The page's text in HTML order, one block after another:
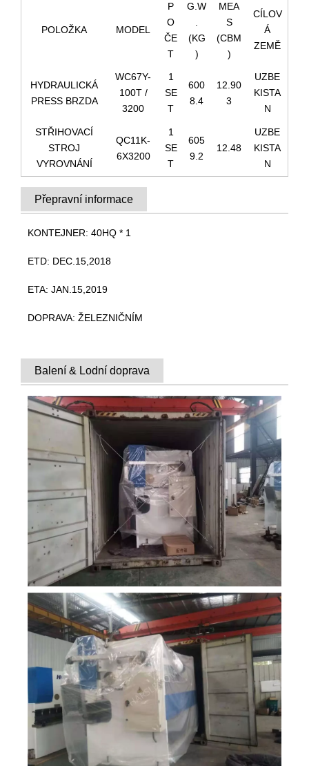
POLOŽKA MODEL
P
O
ČE
T
G.W
(KG
)
MEA
S
(CBM
)
CÍLOV
Á
ZEMĚ
HYDRAULICKÁ
PRESS BRZDA
WC67Y-
100T /
3200
1
SE
T
600
8.4
12.90
3
UZBE
KISTA
N
STŘIHOVACÍ
STROJ
VYROVNÁNÍ
QC11K-
6X3200
1
SE
T
605
9.2
12.48
UZBE
KISTA
N
Přepravní informace
KONTEJNER: 40HQ * 1
ETD: DEC.15,2018
ETA: JAN.15,2019
DOPRAVA: ŽELEZNIČNÍM
Balení & Lodní doprava